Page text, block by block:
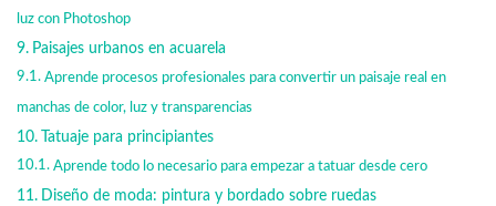
luz con Photoshop
Paisajes urbanos en acuarela
Aprende procesos profesionales para convertir un paisaje real en
manchas de color, luz y transparencias
Tatuaje para principiantes
Aprende todo lo necesario para empezar a tatuar desde cero
Diseño de moda: pintura y bordado sobre ruedas